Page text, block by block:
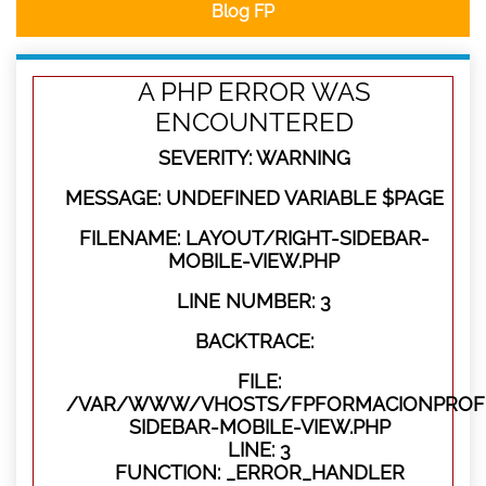
Blog FP
A PHP ERROR WAS
ENCOUNTERED
SEVERITY: WARNING
MESSAGE: UNDEFINED VARIABLE $PAGE
FILENAME: LAYOUT/RIGHT-SIDEBAR-
MOBILE-VIEW.PHP
LINE NUMBER: 3
BACKTRACE:
FILE:
/VAR/WWW/VHOSTS/
SIDEBAR-MOBILE-VIEW.PHP
LINE: 3
FUNCTION: _ERROR_HANDLER